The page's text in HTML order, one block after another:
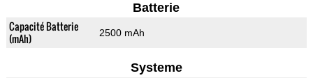
Batterie
Capacité Batterie
(mAh)
2500 mAh
Systeme